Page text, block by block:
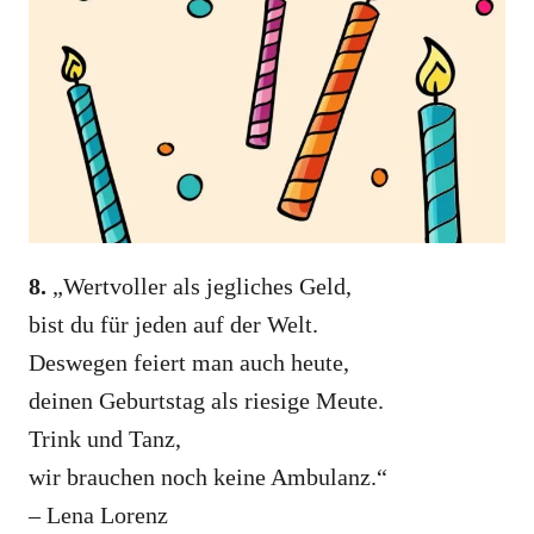
8. „Wertvoller als jegliches Geld,
bist du für jeden auf der Welt.
Deswegen feiert man auch heute,
deinen Geburtstag als riesige Meute.
Trink und Tanz,
wir brauchen noch keine Ambulanz.“
– Lena Lorenz